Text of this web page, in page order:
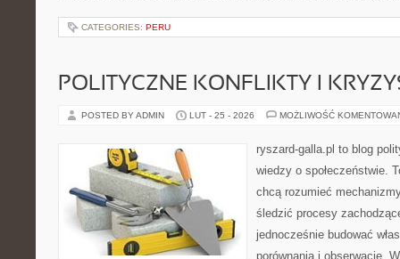
CATEGORIES: PERU
POLITYCZNE KONFLIKTY I
POSTED BY ADMIN LUT - 25 - 2026 MOŻLIWOŚĆ
ryszard-galla.pl to blog
wiedzy o społeczeństwie.
chcą rozumieć
śledzić procesy
jednocześnie budować
porównania i obserwacje.